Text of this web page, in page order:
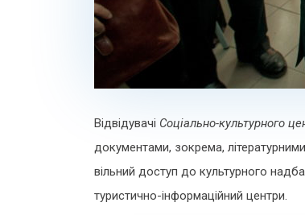
Відвідувачі Соціально-культурного
документами, зокрема,
вільний доступ до культурного
туристично-інформаційний центри.